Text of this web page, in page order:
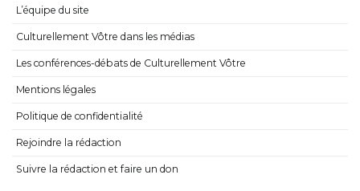
L’équipe du site
Culturellement Vôtre dans les médias
Les conférences-débats de Culturellement Vôtre
Mentions légales
Politique de confidentialité
Rejoindre la rédaction
Suivre la rédaction et faire un don